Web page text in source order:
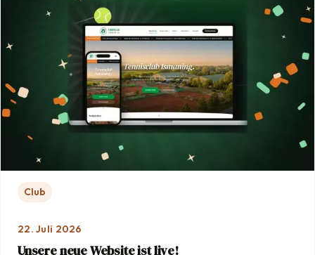
Club
22. Juli 2026
Unsere neue Website ist live!